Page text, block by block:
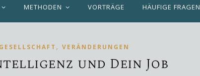
METHODEN VORTRÄGE HÄUFIGE FRAGEN
, VERÄNDERUNGEN
und Dein Job